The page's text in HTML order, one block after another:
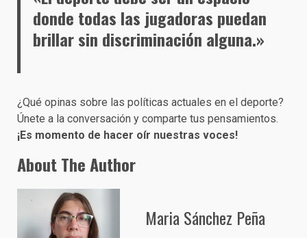
donde todas las jugadoras puedan
brillar sin discriminación alguna.»
¿Qué opinas sobre las políticas actuales en el deporte?
Únete a la conversación y comparte tus pensamientos.
¡Es momento de hacer oír nuestras voces!
About The Author
Maria Sánchez Peña